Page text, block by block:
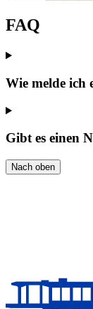
FAQ
Wie melde ich
Gibt es einen
Nach oben